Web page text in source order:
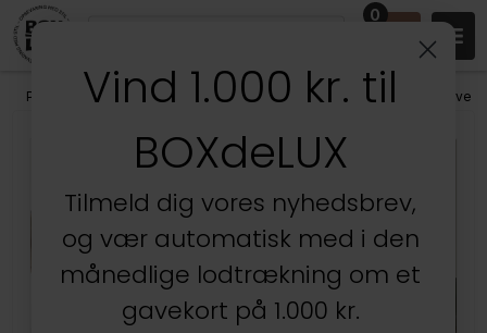
0
Produkter /Opbevaring - Vælg materiale/ NATURMATERIALER - Kurve
Vind 1.000 kr. til
BOXdeLUX
Tilmeld dig vores nyhedsbrev,
og vær automatisk med i den
månedlige lodtrækning om et
gavekort på 1.000 kr.